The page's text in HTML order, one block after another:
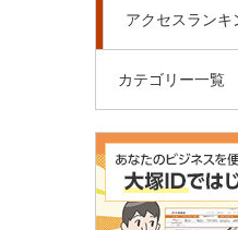
アクセスランキ
カテゴリー一覧